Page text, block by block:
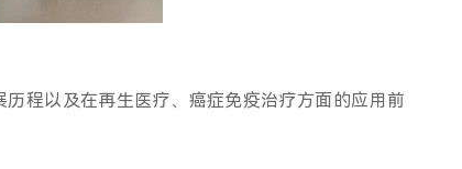
程以及在再生医疗、癌症免疫治疗方面的应用前